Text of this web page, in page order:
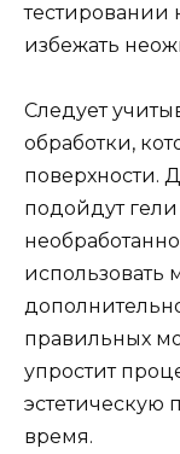
тестировании
избежать
Следует
обработки,
поверхности.
подойдут
использовать
правильных
упростит
эстетическую
время.